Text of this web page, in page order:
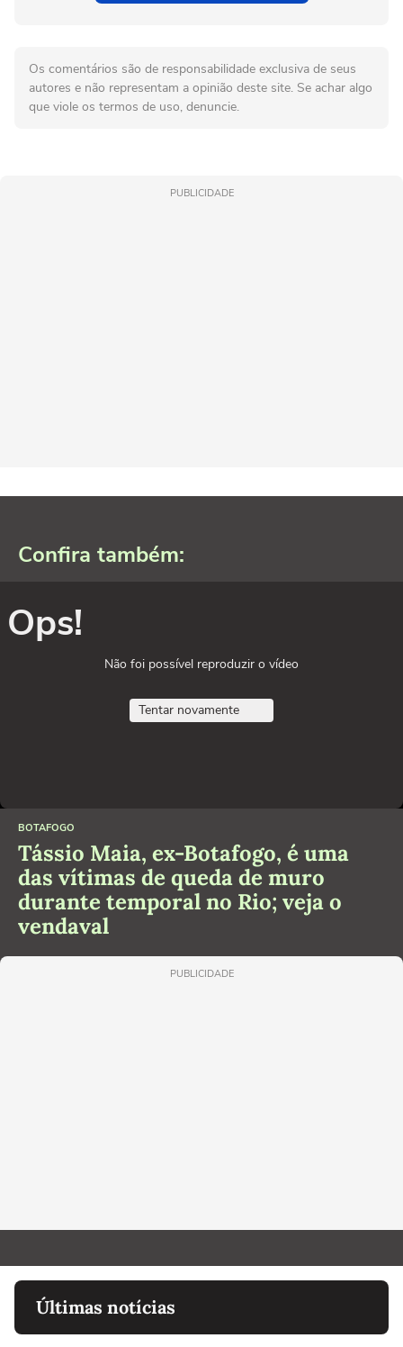
Os comentários são de responsabilidade exclusiva de seus
autores e não representam a opinião deste site. Se achar algo
que viole os termos de uso, denuncie.
PUBLICIDADE
Confira também:
Ops!
Não foi possível reproduzir o vídeo
Tentar novamente
BOTAFOGO
Tássio Maia, ex-Botafogo, é uma
das vítimas de queda de muro
durante temporal no Rio; veja o
vendaval
PUBLICIDADE
Últimas notícias